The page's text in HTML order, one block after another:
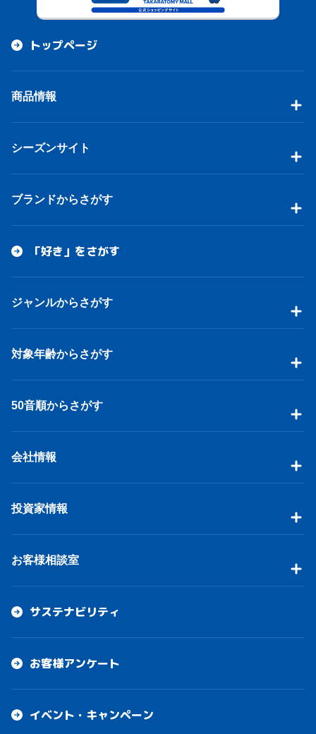
トップページ
商品情報
シーズンサイト
ブランドからさがす
「好き」をさがす
ジャンルからさがす
対象年齢からさがす
50音順からさがす
会社情報
投資家情報
お客様相談室
サステナビリティ
お客様アンケート
イベント・キャンペーン